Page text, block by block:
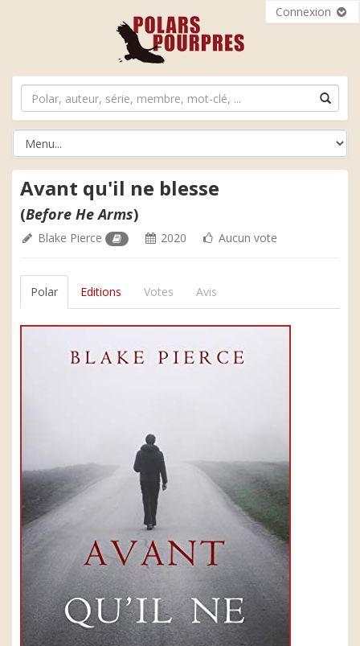
Connexion
Avant qu'il ne blesse
(Before He Arms)
Blake Pierce 2020 Aucun vote
Polar Editions Votes Avis